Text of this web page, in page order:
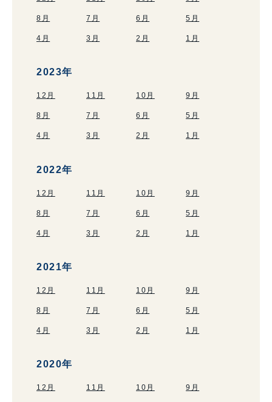
8月 7月 6月 5月
4月 3月 2月 1月
2023年
12月 11月 10月 9月
8月 7月 6月 5月
4月 3月 2月 1月
2022年
12月 11月 10月 9月
8月 7月 6月 5月
4月 3月 2月 1月
2021年
12月 11月 10月 9月
8月 7月 6月 5月
4月 3月 2月 1月
2020年
12月 11月 10月 9月